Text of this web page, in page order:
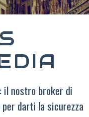
nostro broker di
darti la sicurezza